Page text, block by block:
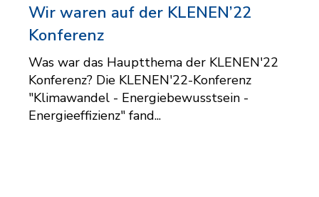
Wir waren auf der KLENEN’22
Konferenz
Was war das Hauptthema der KLENEN'22
Konferenz? Die KLENEN'22-Konferenz
"Klimawandel - Energiebewusstsein -
Energieeffizienz" fand...